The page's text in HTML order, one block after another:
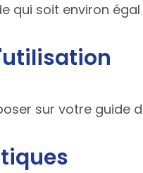
qui soit environ
sur votre guide